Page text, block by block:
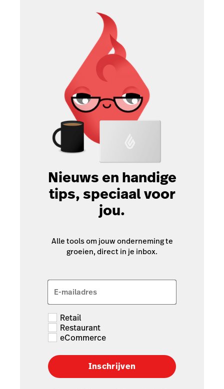
Nieuws en handige
tips, speciaal voor
jou.
Alle tools om jouw onderneming te
groeien, direct in je inbox.
E-mailadres
Retail
Restaurant
eCommerce
Inschrijven